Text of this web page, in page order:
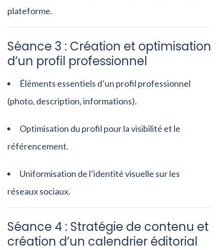
plateforme.
Séance 3 : Création et optimisation
d’un profil professionnel
Éléments essentiels d’un profil professionnel
(photo, description, informations).
Optimisation du profil pour la visibilité et le
référencement.
Uniformisation de l’identité visuelle sur les
réseaux sociaux.
Séance 4 : Stratégie de contenu et
création d’un calendrier éditorial